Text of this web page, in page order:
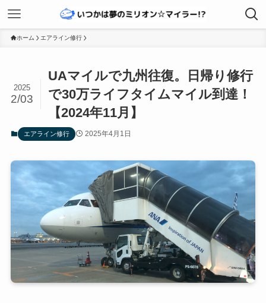
ホーム エアライン修行
UAマイルで九州往復。日帰り修行
で30万ライフタイムマイル到達！
【2024年11月】
2025
2/03
エアライン修行 2025年4月1日